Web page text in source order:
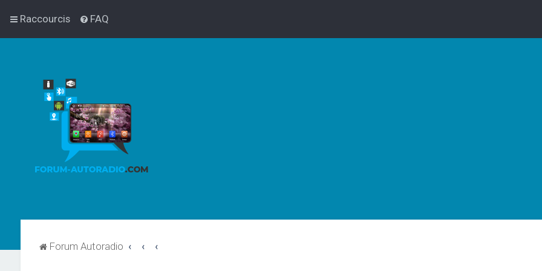
Raccourcis FAQ
Forum Autoradio